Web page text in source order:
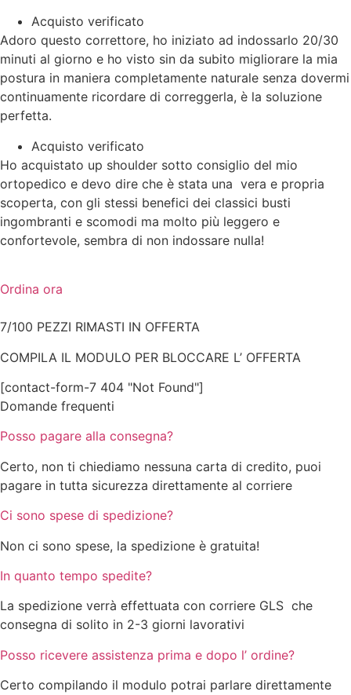
Acquisto verificato
Adoro questo correttore, ho iniziato ad indossarlo 20/30
minuti al giorno e ho visto sin da subito migliorare la mia
postura in maniera completamente naturale senza dovermi
continuamente ricordare di correggerla, è la soluzione
perfetta.
Acquisto verificato
Ho acquistato up shoulder sotto consiglio del mio
ortopedico e devo dire che è stata una vera e propria
scoperta, con gli stessi benefici dei classici busti
ingombranti e scomodi ma molto più leggero e
confortevole, sembra di non indossare nulla!
Ordina ora
7/100 PEZZI RIMASTI IN OFFERTA
COMPILA IL MODULO PER BLOCCARE L’ OFFERTA
[contact-form-7 404 "Not Found"]
Domande frequenti
Posso pagare alla consegna?
Certo, non ti chiediamo nessuna carta di credito, puoi
pagare in tutta sicurezza direttamente al corriere
Ci sono spese di spedizione?
Non ci sono spese, la spedizione è gratuita!
In quanto tempo spedite?
La spedizione verrà effettuata con corriere GLS che
consegna di solito in 2-3 giorni lavorativi
Posso ricevere assistenza prima e dopo l’ ordine?
Certo compilando il modulo potrai parlare direttamente